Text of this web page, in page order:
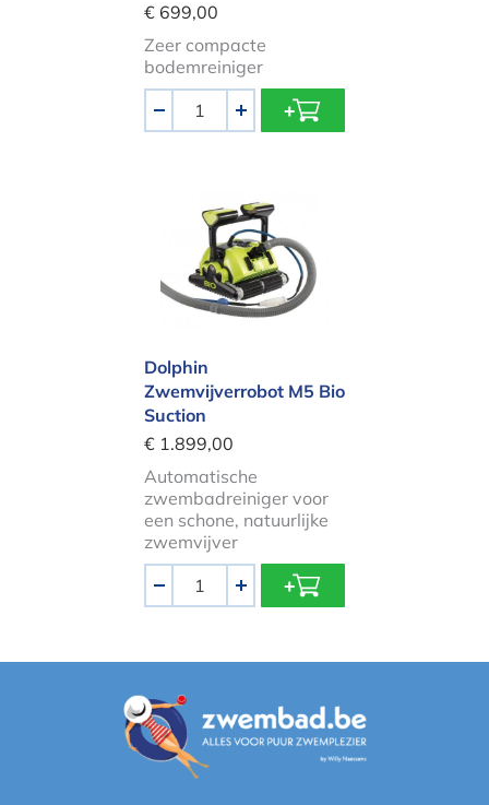
€ 699,00
Zeer compacte
bodemreiniger
+
Dolphin
Zwemvijverrobot M5 Bio
Suction
€ 1.899,00
Automatische
zwembadreiniger voor
een schone, natuurlijke
zwemvijver
+